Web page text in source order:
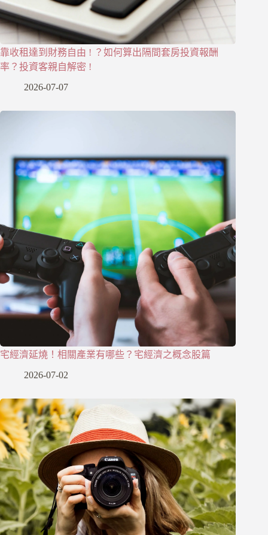
靠收租達到財務自由 ! ？如何算出隔間套房投資報酬
率？投資客親自解密 !
2026-07-07
宅經濟延燒！相關產業有哪些？宅經濟之概念股篇
2026-07-02